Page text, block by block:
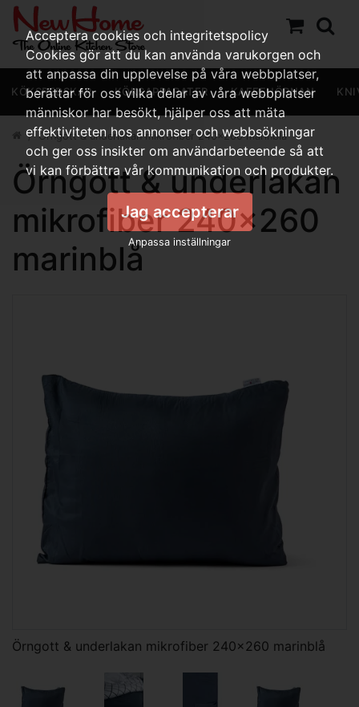
KÖKSREDSKAP KÖKSAPPARATER KAFFEHÖRNAN
Örngott & underlakan mikrofiber 240x260 marinblå
Örngott & underlakan
mikrofiber 240x260
marinblå
Örngott & underlakan mikrofiber 240x260 marinblå
Acceptera cookies och integritetspolicy
Cookies gör att du kan använda varukorgen och
att anpassa din upplevelse på våra webbplatser,
berättar för oss vilka delar av våra webbplatser
människor har besökt, hjälper oss att mäta
effektiviteten hos annonser och webbsökningar
och ger oss insikter om användarbeteende så att
vi kan förbättra vår kommunikation och produkter.
Jag accepterar
Anpassa inställningar